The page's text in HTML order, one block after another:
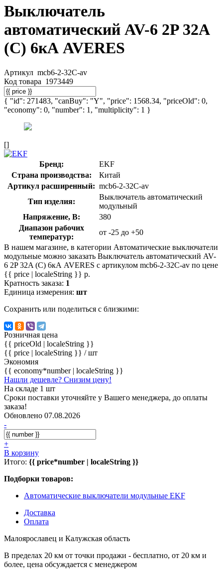
Выключатель
автоматический AV-6 2P 32A
(C) 6кА AVERES
Артикул mcb6-2-32C-av
Код товара 1973449
{ "id": 271483, "canBuy": "Y", "price": 1568.34, "priceOld": 0,
"economy": 0, "number": 1, "multiplicity": 1 }
[]
Бренд:
EKF
Страна производства:
Китай
Артикул расширенный: mcb6-2-32C-av
Тип изделия:
Выключатель автоматический
модульный
Напряжение, В:
380
Диапазон рабочих
температур:
от -25 до +50
В нашем магазине, в категории Автоматические выключатели
модульные можно заказать Выключатель автоматический AV-
6 2P 32A (C) 6кА AVERES с артикулом mcb6-2-32C-av по цене
{{ price | localeString }} р.
Кратность заказа: 1
Единица измерения: шт
Сохранить или поделиться с близкими:
Розничная цена
{{ priceOld | localeString }}
{{ price | localeString }} / шт
Экономия
{{ economy*number | localeString }}
Нашли дешевле? Снизим цену!
На складе 1 шт
Сроки поставки уточняйте у Вашего менеджера, до оплаты
заказа!
Обновлено 07.08.2026
-
+
В корзину
Итого: {{ price*number | localeString }}
Подборки товаров:
Автоматические выключатели модульные EKF
Доставка
Оплата
Малоярославец и Калужская область
В пределах 20 км от точки продажи - бесплатно, от 20 км и
более, цена обсуждается с менеджером